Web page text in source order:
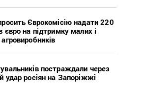
Єврокомісію надати 220
євро на підтримку малих і
постраждали через
удар росіян на Запоріжжі